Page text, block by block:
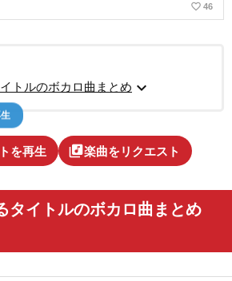
favorite_border 46
トルのボカロ曲まとめ expand_more
を再生 library_music楽曲をリクエスト
タイトルのボカロ曲まとめ